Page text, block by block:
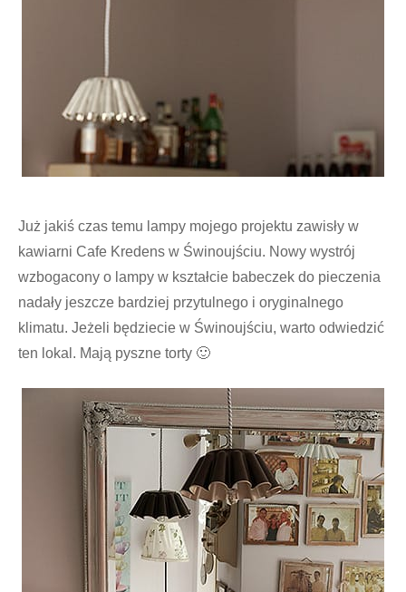
Już jakiś czas temu lampy mojego projektu zawisły w
kawiarni Cafe Kredens w Świnoujściu. Nowy wystrój
wzbogacony o lampy w kształcie babeczek do pieczenia
nadały jeszcze bardziej przytulnego i oryginalnego
klimatu. Jeżeli będziecie w Świnoujściu, warto odwiedzić
ten lokal. Mają pyszne torty 🙂